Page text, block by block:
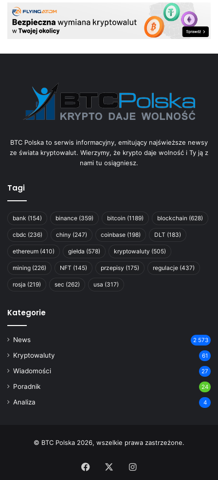
BTC Polska to serwis informacyjny, emitujący najświeższe newsy
ze świata kryptowalut. Wierzymy, że krypto daje wolność i Ty ją z
nami tu osiągniesz.
Tagi
bank (154) binance (359) bitcoin (1189) blockchain (628)
cbdc (236) chiny (247) coinbase (198) DLT (183)
ethereum (410) giełda (578) kryptowaluty (505)
mining (226) NFT (145) przepisy (175) regulacje (437)
rosja (219) sec (262) usa (317)
Kategorie
News 2 573
Kryptowaluty 61
Wiadomości 27
Poradnik 24
Analiza 4
© BTC Polska 2026, wszelkie prawa zastrzeżone.
Facebook Instagram